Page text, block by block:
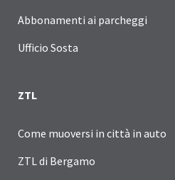
Abbonamenti ai parcheggi
Ufficio Sosta
ZTL
Come muoversi in città in auto
ZTL di Bergamo